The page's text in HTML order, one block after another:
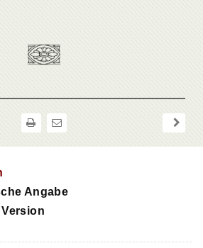
Angabe